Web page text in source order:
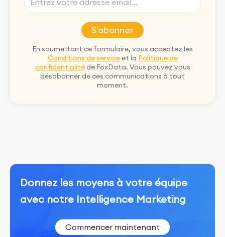
S'abonner
En soumettant ce formulaire, vous acceptez les
Conditions de serviceet la Politique de
confidentialitéde FoxData. Vous pouvez vous
désabonner de ces communications à tout
moment.
Donnez les moyens à votre équipe
avec notre Intelligence Marketing
Commencer maintenant